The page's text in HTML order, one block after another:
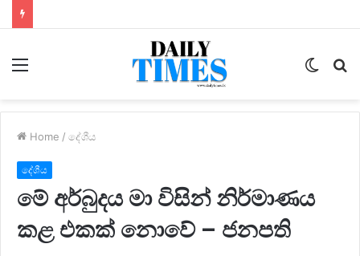
Menu
Switch
Home / දේශීය
දේශීය
මේ අර්බුදය මා විසින් නිර්මාණය
කළ එකක් නොවේ – ජනපති